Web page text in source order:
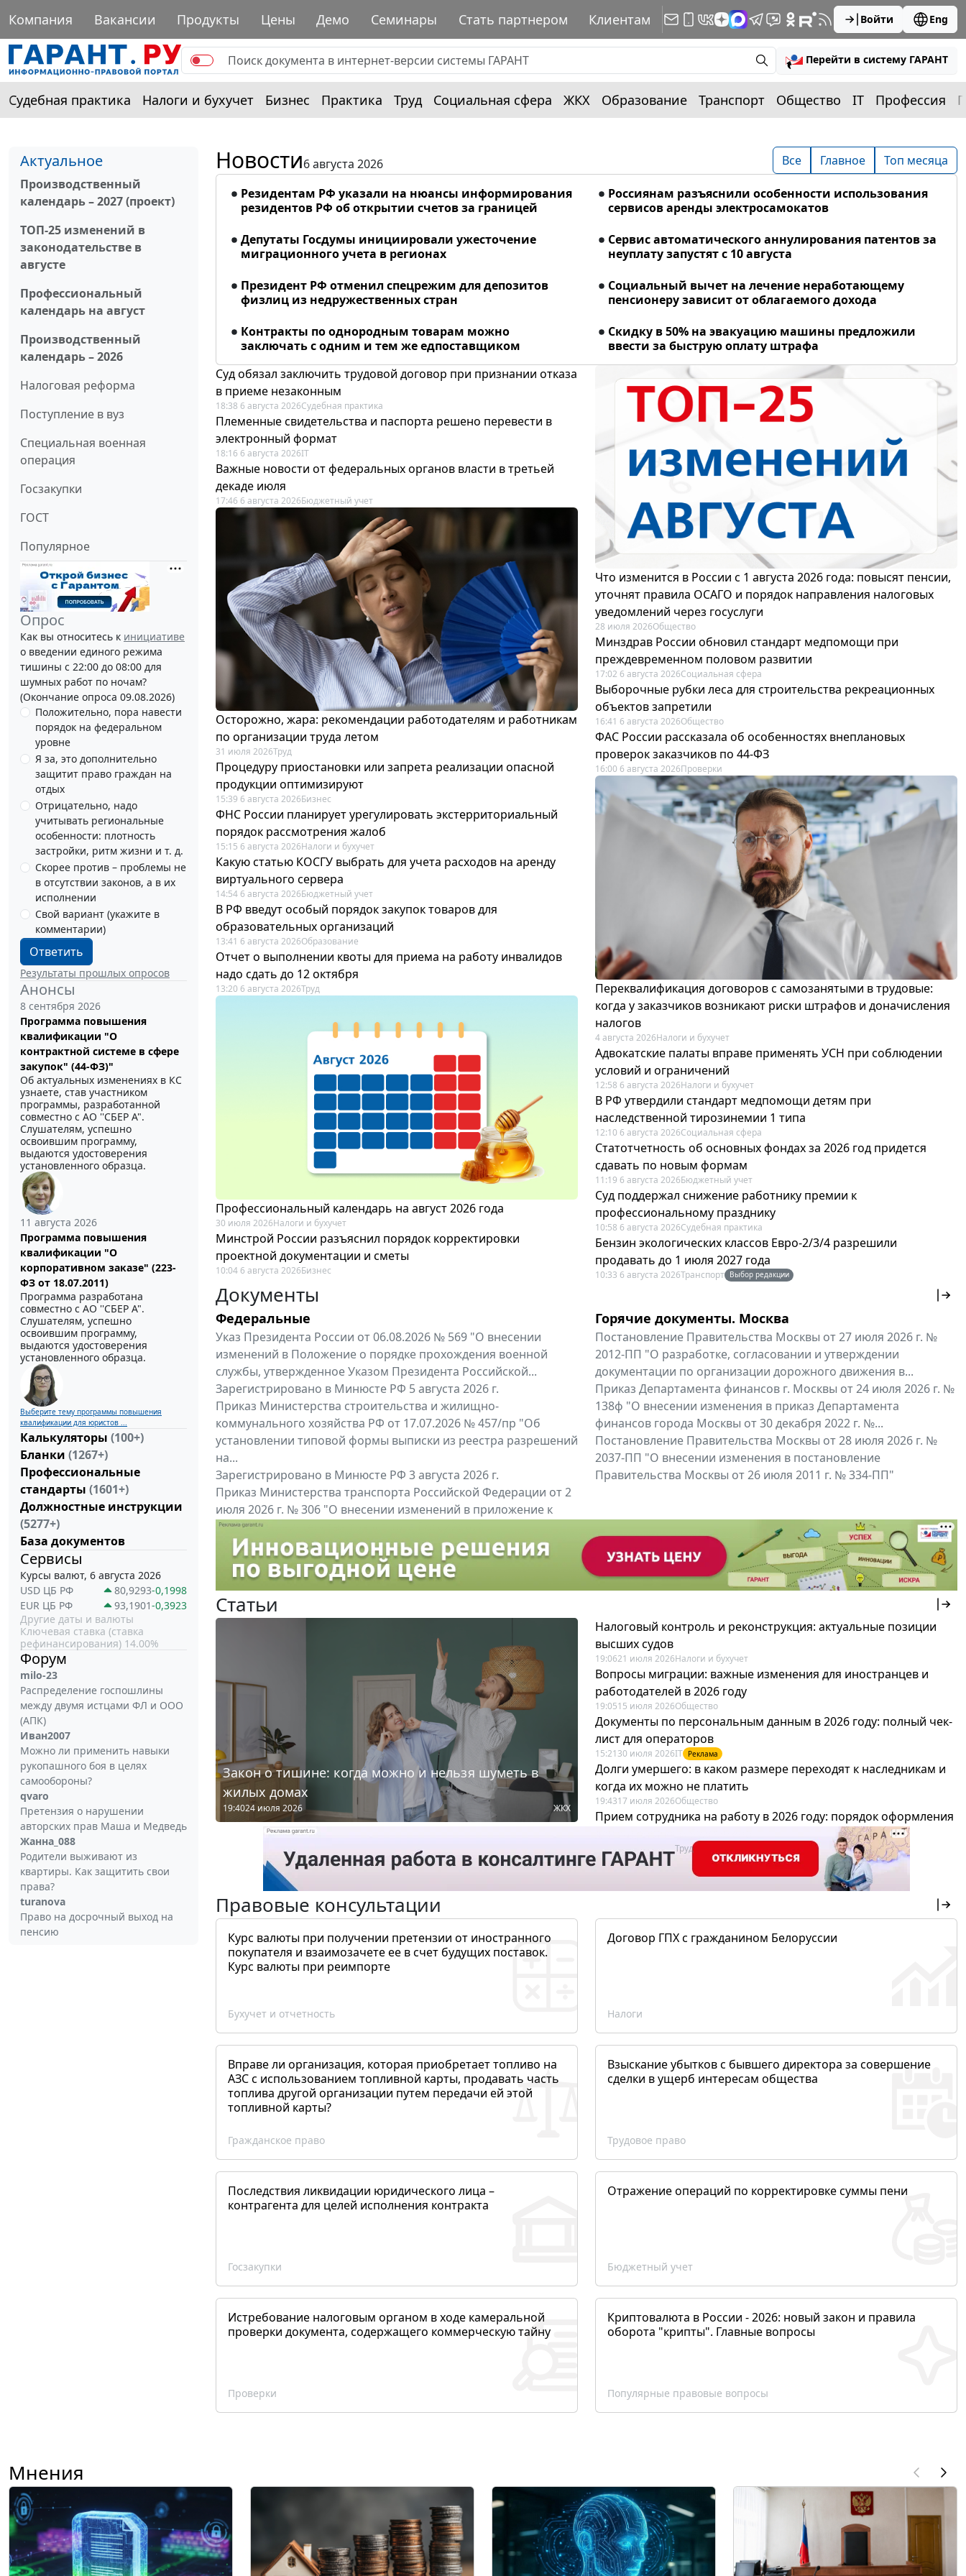
Компания Вакансии Продукты Цены Демо Семинары Стать партнером Клиентам Войти Eng
Перейти в систему ГАРАНТ
Судебная практика Налоги и бухучет Бизнес Практика Труд Социальная сфера ЖКХ Образование Транспорт Общество IT Профессия
Актуальное
Производственный
календарь – 2027 (проект)
ТОП-25 изменений в
законодательстве в
августе
Профессиональный
календарь на август
Производственный
календарь – 2026
Налоговая реформа
Поступление в вуз
Специальная военная
операция
Госзакупки
ГОСТ
Популярное
Опрос
Как вы относитесь к инициативе
о введении единого режима
тишины с 22:00 до 08:00 для
шумных работ по ночам?
(Окончание опроса 09.08.2026)
Положительно, пора навести
порядок на федеральном
уровне
Я за, это дополнительно
защитит право граждан на
отдых
Отрицательно, надо
учитывать региональные
особенности: плотность
застройки, ритм жизни и т. д.
Скорее против – проблемы не
в отсутствии законов, а в их
исполнении
Свой вариант (укажите в
комментарии)
Ответить
Результаты прошлых опросов
Анонсы
8 сентября 2026
Программа повышения
квалификации "О
контрактной системе в сфере
закупок" (44-ФЗ)"
Об актуальных изменениях в КС
узнаете, став участником
программы, разработанной
совместно с АО ''СБЕР А".
Слушателям, успешно
освоившим программу,
выдаются удостоверения
установленного образца.
11 августа 2026
Программа повышения
квалификации "О
корпоративном заказе" (223-
ФЗ от 18.07.2011)
Программа разработана
совместно с АО ''СБЕР А".
Слушателям, успешно
освоившим программу,
выдаются удостоверения
установленного образца.
Выберите тему программы повышения
квалификации для юристов ...
Калькуляторы (100+)
Бланки (1267+)
Профессиональные
стандарты (1601+)
Должностные инструкции
(5277+)
База документов
Сервисы
Курсы валют, 6 августа 2026
USD ЦБ РФ
80,9293-0,1998
EUR ЦБ РФ
93,1901-0,3923
Другие даты и валюты
Ключевая ставка (ставка
рефинансирования) 14.00%
Форум
milo-23
Распределение госпошлины
между двумя истцами ФЛ и ООО
(АПК)
Иван2007
Можно ли применить навыки
рукопашного боя в целях
самообороны?
qvaro
Претензия о нарушении
авторских прав Маша и Медведь
Жанна_088
Родители выживают из
квартиры. Как защитить свои
права?
turanova
Право на досрочный выход на
пенсию
Новости6 августа 2026 Все Главное Топ месяца
Резидентам РФ указали на нюансы информирования
резидентов РФ об открытии счетов за границей
Россиянам разъяснили особенности использования
сервисов аренды электросамокатов
Депутаты Госдумы инициировали ужесточение
миграционного учета в регионах
Сервис автоматического аннулирования патентов за
неуплату запустят с 10 августа
Президент РФ отменил спецрежим для депозитов
физлиц из недружественных стран
Социальный вычет на лечение неработающему
пенсионеру зависит от облагаемого дохода
Контракты по однородным товарам можно
заключать с одним и тем же едпоставщиком
Скидку в 50% на эвакуацию машины предложили
ввести за быструю оплату штрафа
Суд обязал заключить трудовой договор при признании отказа
в приеме незаконным
18:38 6 августа 2026Судебная практика
Племенные свидетельства и паспорта решено перевести в
электронный формат
18:16 6 августа 2026IT
Важные новости от федеральных органов власти в третьей
декаде июля
17:46 6 августа 2026Бюджетный учет
Осторожно, жара: рекомендации работодателям и работникам
по организации труда летом
31 июля 2026Труд
Процедуру приостановки или запрета реализации опасной
продукции оптимизируют
15:39 6 августа 2026Бизнес
ФНС России планирует урегулировать экстерриториальный
порядок рассмотрения жалоб
15:15 6 августа 2026Налоги и бухучет
Какую статью КОСГУ выбрать для учета расходов на аренду
виртуального сервера
14:54 6 августа 2026Бюджетный учет
В РФ введут особый порядок закупок товаров для
образовательных организаций
13:41 6 августа 2026Образование
Отчет о выполнении квоты для приема на работу инвалидов
надо сдать до 12 октября
13:20 6 августа 2026Труд
Профессиональный календарь на август 2026 года
30 июля 2026Налоги и бухучет
Минстрой России разъяснил порядок корректировки
проектной документации и сметы
10:04 6 августа 2026Бизнес
Что изменится в России с 1 августа 2026 года: повысят пенсии,
уточнят правила ОСАГО и порядок направления налоговых
уведомлений через госуслуги
28 июля 2026Общество
Минздрав России обновил стандарт медпомощи при
преждевременном половом развитии
17:02 6 августа 2026Социальная сфера
Выборочные рубки леса для строительства рекреационных
объектов запретили
16:41 6 августа 2026Общество
ФАС России рассказала об особенностях внеплановых
проверок заказчиков по 44-ФЗ
16:00 6 августа 2026Проверки
Переквалификация договоров с самозанятыми в трудовые:
когда у заказчиков возникают риски штрафов и доначисления
налогов
4 августа 2026Налоги и бухучет
Адвокатские палаты вправе применять УСН при соблюдении
условий и ограничений
12:58 6 августа 2026Налоги и бухучет
В РФ утвердили стандарт медпомощи детям при
наследственной тирозинемии 1 типа
12:10 6 августа 2026Социальная сфера
Статотчетность об основных фондах за 2026 год придется
сдавать по новым формам
11:19 6 августа 2026Бюджетный учет
Суд поддержал снижение работнику премии к
профессиональному празднику
10:58 6 августа 2026Судебная практика
Бензин экологических классов Евро-2/3/4 разрешили
продавать до 1 июля 2027 года
10:33 6 августа 2026Транспорт Выбор редакции
Документы
Федеральные
Указ Президента России от 06.08.2026 № 569 "О внесении
изменений в Положение о порядке прохождения военной
службы, утвержденное Указом Президента Российской...
Зарегистрировано в Минюсте РФ 5 августа 2026 г.
Приказ Министерства строительства и жилищно-
коммунального хозяйства РФ от 17.07.2026 № 457/пр "Об
установлении типовой формы выписки из реестра разрешений
на...
Зарегистрировано в Минюсте РФ 3 августа 2026 г.
Приказ Министерства транспорта Российской Федерации от 2
июля 2026 г. № 306 "О внесении изменений в приложение к
приказу Министерства транспорта Российской...
Все федеральные документы
Горячие документы. Москва
Постановление Правительства Москвы от 27 июля 2026 г. №
2012-ПП "О разработке, согласовании и утверждении
документации по организации дорожного движения в...
Приказ Департамента финансов г. Москвы от 24 июля 2026 г. №
138ф "О внесении изменения в приказ Департамента
финансов города Москвы от 30 декабря 2022 г. №...
Постановление Правительства Москвы от 28 июля 2026 г. №
2037-ПП "О внесении изменения в постановление
Правительства Москвы от 26 июля 2011 г. № 334-ПП"
Все региональные документы Мой регион ...
Статьи
Закон о тишине: когда можно и нельзя шуметь в
жилых домах
19:4024 июля 2026 ЖКХ
Налоговый контроль и реконструкция: актуальные позиции
высших судов
19:0621 июля 2026Налоги и бухучет
Вопросы миграции: важные изменения для иностранцев и
работодателей в 2026 году
19:0515 июля 2026Общество
Документы по персональным данным в 2026 году: полный чек-
лист для операторов
15:21 30 июля 2026IT Реклама
Долги умершего: в каком размере переходят к наследникам и
когда их можно не платить
19:4317 июля 2026Общество
Прием сотрудника на работу в 2026 году: порядок оформления
Труд
Правовые консультации
Курс валюты при получении претензии от иностранного
покупателя и взаимозачете ее в счет будущих поставок.
Курс валюты при реимпорте
Бухучет и отчетность
Договор ГПХ с гражданином Белоруссии
Налоги
Вправе ли организация, которая приобретает топливо на
АЗС с использованием топливной карты, продавать часть
топлива другой организации путем передачи ей этой
топливной карты?
Гражданское право
Взыскание убытков с бывшего директора за совершение
сделки в ущерб интересам общества
Трудовое право
Последствия ликвидации юридического лица –
контрагента для целей исполнения контракта
Госзакупки
Отражение операций по корректировке суммы пени
Бюджетный учет
Истребование налоговым органом в ходе камеральной
проверки документа, содержащего коммерческую тайну
Проверки
Криптовалюта в России - 2026: новый закон и правила
оборота "крипты". Главные вопросы
Популярные правовые вопросы
Мнения